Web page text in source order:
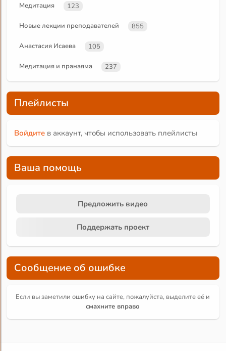
Медитация 123
Новые лекции преподавателей 855
Анастасия Исаева 105
Медитация и пранаяма 237
Плейлисты
Войдите в аккаунт, чтобы использовать плейлисты
Ваша помощь
Предложить видео
Поддержать проект
Сообщение об ошибке
Если вы заметили ошибку на сайте, пожалуйста, выделите её и
смахните вправо